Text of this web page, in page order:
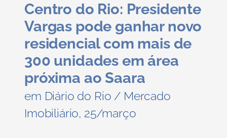
Centro do Rio: Presidente
Vargas pode ganhar novo
residencial com mais de
300 unidades em área
próxima ao Saara
em Diário do Rio / Mercado
Imobiliário, 25/março